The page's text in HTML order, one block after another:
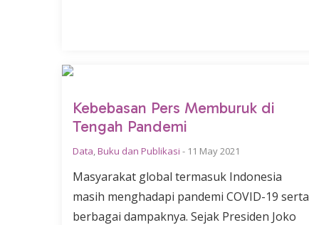
Kebebasan Pers Memburuk di
Tengah Pandemi
Data,Buku dan Publikasi - 11 May 2021
Masyarakat global termasuk Indonesia
masih menghadapi pandemi COVID-19 serta
berbagai dampaknya. Sejak Presiden Joko